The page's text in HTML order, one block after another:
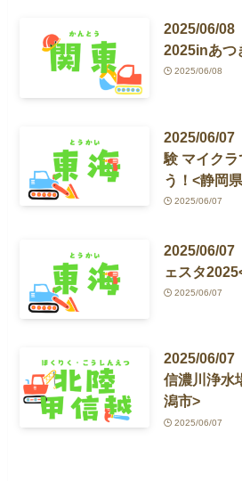
2025/06/
2025inあつ
2025/06/08
2025/06/
験 マイクラ
う！<静岡
2025/06/07
2025/06/
ェスタ
2025/06/07
2025/06/
信濃川浄水
潟市>
2025/06/07